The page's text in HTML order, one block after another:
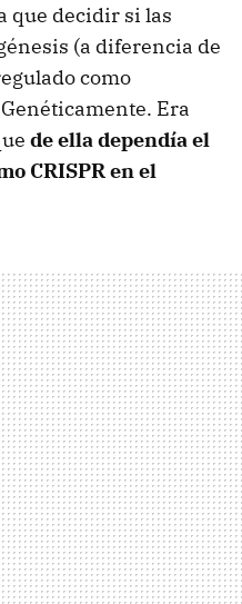
que decidir si las
(a diferencia de
como
Era
de ella dependía el
CRISPR en el